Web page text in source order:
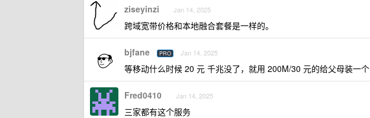
ziseyinzi Jan 14, 2025
跨域宽带价格和本地融合套餐是一样的。
bjfane PRO Jan 14, 2025
等移动什么时候 20 元 千兆没了，就用 200M/30 元的给父母装一个
Fred0410 Jan 14, 2025
三家都有这个服务